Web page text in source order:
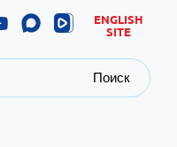
ENGLISH
SITE
Поиск